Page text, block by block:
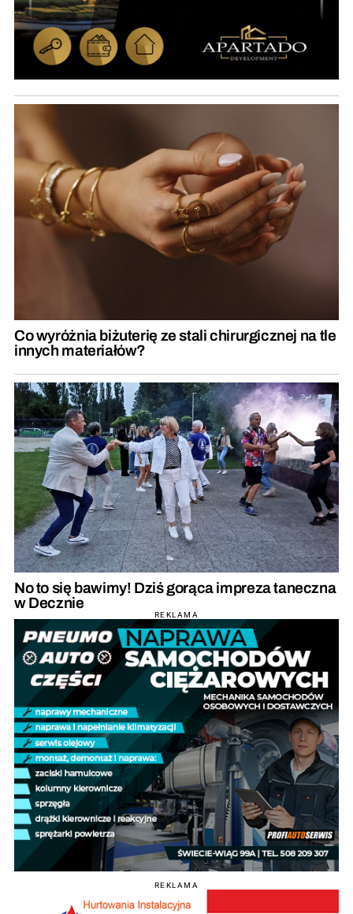
Co wyróżnia biżuterię ze stali chirurgicznej na tle
innych materiałów?
No to się bawimy! Dziś gorąca impreza taneczna
w Decznie
REKLAMA
REKLAMA